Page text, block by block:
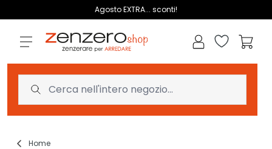
Agosto EXTRA... sconti!
Lista dei
Home